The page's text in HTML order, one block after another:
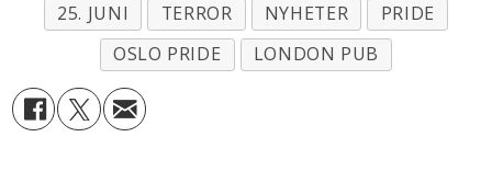
25. JUNI TERROR NYHETER
PRIDE
OSLO PRIDE
LONDON PUB